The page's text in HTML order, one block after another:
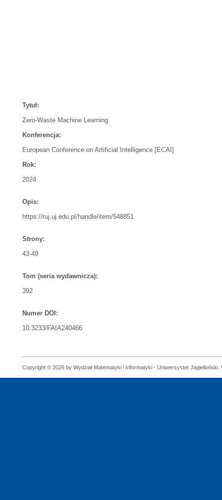
Tytuł:
Zero-Waste Machine Learning
Konferencja:
European Conference on Artificial Intelligence [ECAI]
Rok:
2024
Opis:
https://ruj.uj.edu.pl/handle/item/548851
Strony:
43-49
Tom (seria wydawnicza):
392
Numer DOI:
10.3233/FAIA240466
Copyright © 2026 by Wydział Matematyki i Informatyki - Uniwersystet